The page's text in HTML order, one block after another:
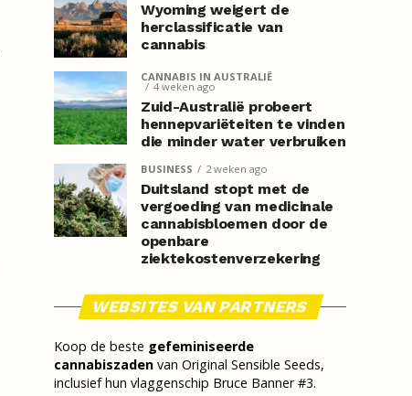
Wyoming weigert de
herclassificatie van
cannabis
CANNABIS IN AUSTRALIË
4 weken ago
Zuid-Australië probeert
hennepvariëteiten te vinden
die minder water verbruiken
BUSINESS 2 weken ago
Duitsland stopt met de
vergoeding van medicinale
cannabisbloemen door de
openbare
ziektekostenverzekering
WEBSITES VAN PARTNERS
Koop de beste gefeminiseerde
cannabiszaden van Original Sensible Seeds,
inclusief hun vlaggenschip Bruce Banner #3.